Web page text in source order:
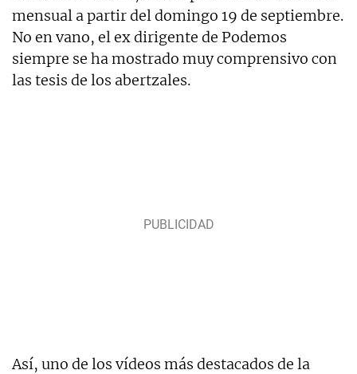
mensual a partir del domingo 19 de septiembre.
No en vano, el ex dirigente de Podemos
siempre se ha mostrado muy comprensivo con
las tesis de los abertzales.
Así, uno de los vídeos más destacados de la